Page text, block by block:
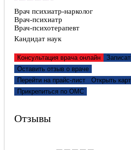
Врач психиатр-нарколог
Врач-психиатр
Врач-психотерапевт
Кандидат наук
Консультация врача онлайн
Оставить отзыв о враче
Перейти на прайс-лист
Открыть
Прикрепиться по ОМС
Отзывы